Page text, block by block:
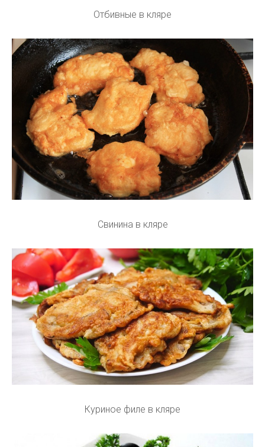
Отбивные в кляре
Свинина в кляре
Куриное филе в кляре